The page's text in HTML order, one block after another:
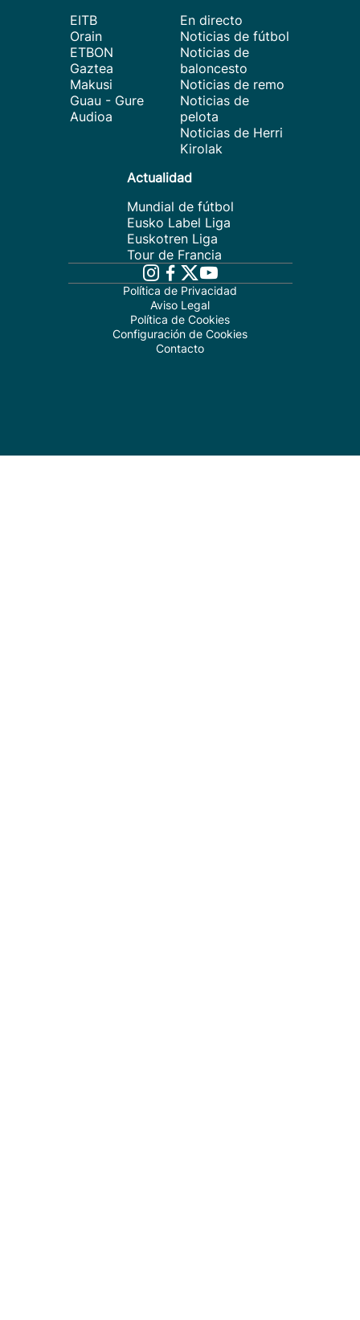
EITB
Orain
ETBON
Gaztea
Makusi
Guau - Gure
Audioa
En directo
Noticias de fútbol
Noticias de
baloncesto
Noticias de remo
Noticias de
pelota
Noticias de Herri
Kirolak
Actualidad
Mundial de fútbol
Eusko Label Liga
Euskotren Liga
Tour de Francia
Política de Privacidad
Aviso Legal
Política de Cookies
Configuración de Cookies
Contacto